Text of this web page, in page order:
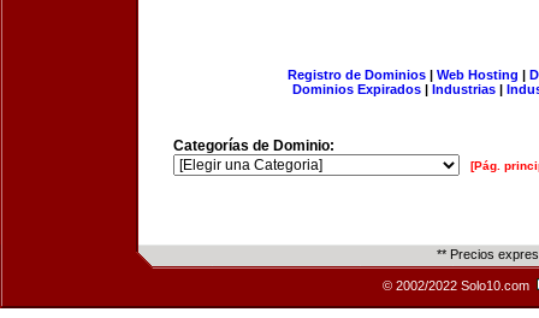
Registro de Dominios| Web Hosting |
Dominios Expirados | Industrias |
Categorías de Dominio:
[Pág.
** Precios
© 2002/2022 Solo10.com